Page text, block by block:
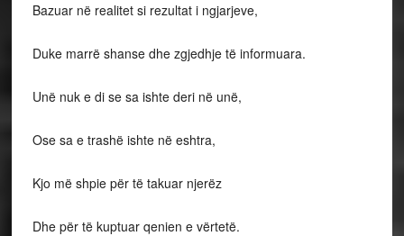
Bazuar në realitet si rezultat i ngjarjeve,
Duke marrë shanse dhe zgjedhje të informuara.
Unë nuk e di se sa ishte deri në unë,
Ose sa e trashë ishte në eshtra,
Kjo më shpie për të takuar njerëz
Dhe për të kuptuar qenien e vërtetë.